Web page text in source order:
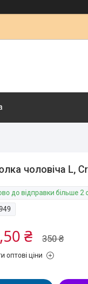
чоловіча L,
до відправки більше 2
350 ₴
₴
оптові ціни